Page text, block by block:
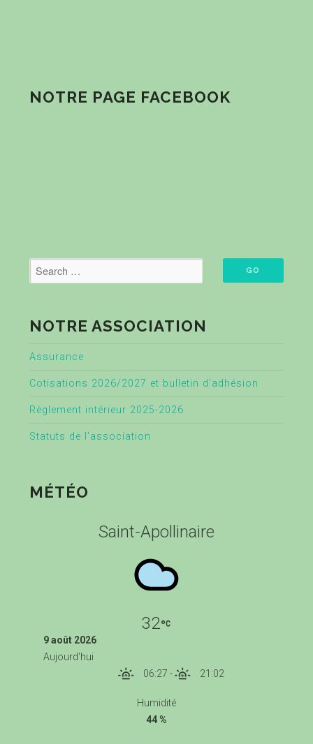
NOTRE PAGE FACEBOOK
NOTRE ASSOCIATION
Assurance
Cotisations 2026/2027 et bulletin d’adhésion
Règlement intérieur 2025-2026
Statuts de l’association
MÉTÉO
Saint-Apollinaire
32
9 août 2026
Aujourd'hui
06:27 - 21:02
Humidité
44 %